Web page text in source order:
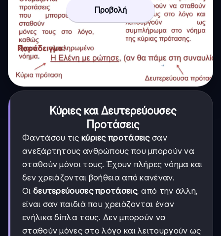
Προβολή
Κύριες και Δευτερεύουσες
Προτάσεις
Φαντάσου τις κύριες προτάσειςσαν
ανεξάρτητους ανθρώπους που μπορούν να
σταθούν μόνοι τους. Έχουν πλήρες νόημα και
δεν χρειάζονται βοήθεια από κανέναν.
Οι δευτερεύουσες προτάσεις, από την άλλη,
είναι σαν παιδιά που χρειάζονται έναν
ενήλικα δίπλα τους. Δεν μπορούν να
σταθούν μόνες στο λόγο και λειτουργούν ως